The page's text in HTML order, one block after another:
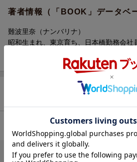
著者情報（「BOOK」データベ
難波里奈（ナンバリナ）
昭和生まれ、東京育ち、日本橋勤務会社
商品レビュー（5件）
総合評価：
ブックスのレビュー（3件）